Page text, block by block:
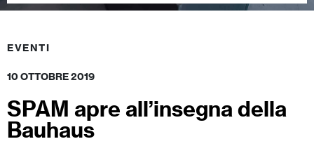
EVENTI
10 OTTOBRE 2019
SPAM apre all’insegna della
Bauhaus